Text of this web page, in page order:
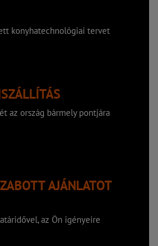
konyhatechnológiai tervet
az ország bármely pontjára
AJÁNLATOT
az Ön igényeire